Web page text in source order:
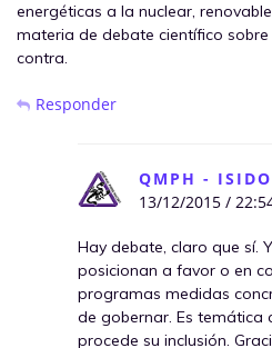
energéticas a la nuclear,
materia de debate científico
contra.
Responder
QMPH -
13/12/2015 /
Hay debate, claro que sí.
posicionan a favor o en
programas medidas
de gobernar. Es temática
procede su inclusión.